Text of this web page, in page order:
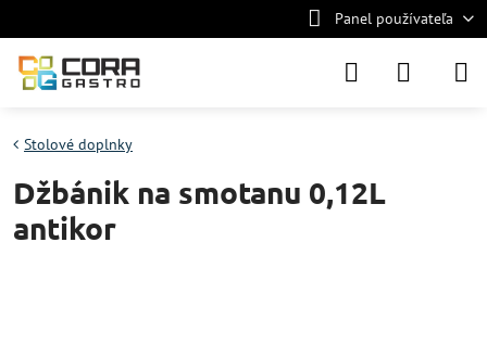
Panel používateľa
Stolové doplnky
Džbánik na smotanu 0,12L
antikor